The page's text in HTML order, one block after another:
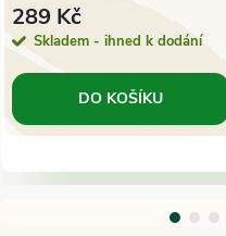
289 Kč
Skladem - ihned k dodání
DO KOŠÍKU